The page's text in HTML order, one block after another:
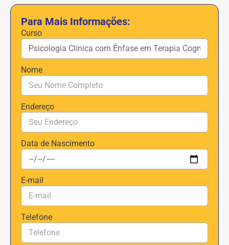
Para Mais Informações:
Curso
Nome
Endereço
Data de Nascimento
E-mail
Telefone